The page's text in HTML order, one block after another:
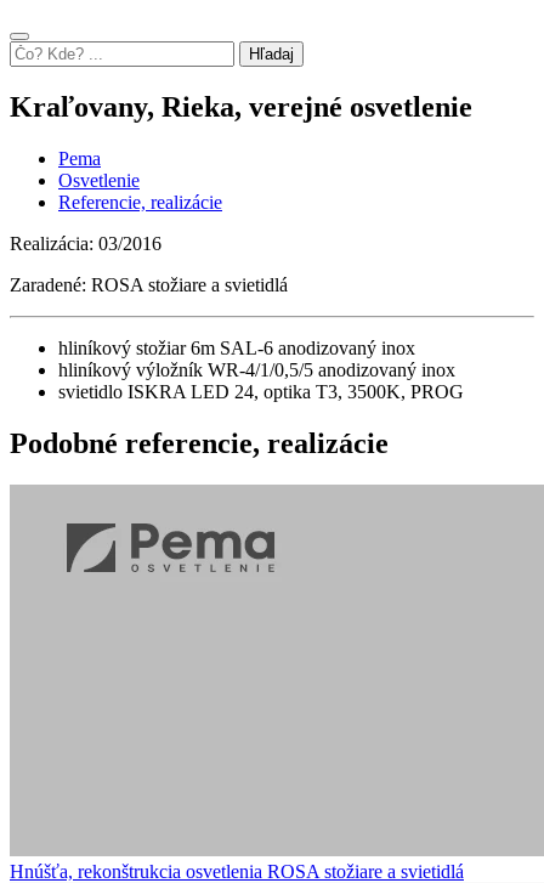
Hľadaj
Kraľovany, Rieka, verejné osvetlenie
Pema
Osvetlenie
Referencie, realizácie
Realizácia: 03/2016
Zaradené: ROSA stožiare a svietidlá
hliníkový stožiar 6m SAL-6 anodizovaný inox
hliníkový výložník WR-4/1/0,5/5 anodizovaný inox
svietidlo ISKRA LED 24, optika T3, 3500K, PROG
Podobné referencie, realizácie
Hnúšťa, rekonštrukcia osvetlenia ROSA stožiare a svietidlá